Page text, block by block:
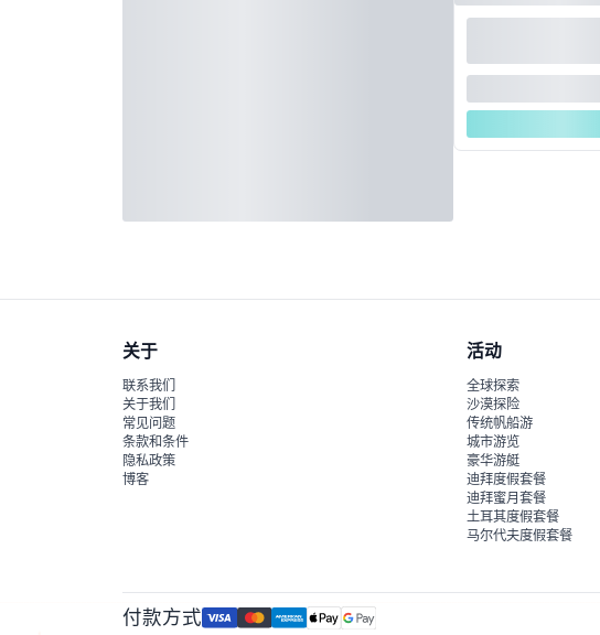
关于
联系我们
关于我们
常见问题
条款和条件
隐私政策
博客
活动
全球探索
沙漠探险
传统帆船游
城市游览
豪华游艇
迪拜度假套餐
迪拜蜜月套餐
土耳其度假套餐
马尔代夫度假套餐
付款方式